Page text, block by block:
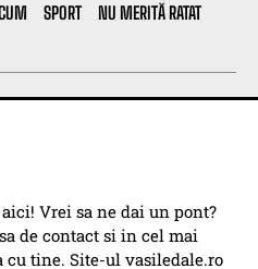
SPORT
NU MERITĂ RATAT
Vrei sa ne dai un pont?
de contact si in cel mai
tine. Site-ul vasiledale.ro